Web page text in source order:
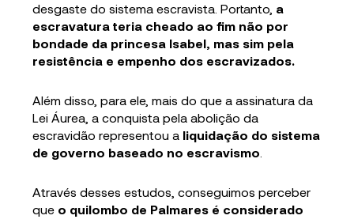
desgaste do sistema escravista. Portanto, a
escravatura teria cheado ao fim não por
bondade da princesa Isabel, mas sim pela
resistência e empenho dos escravizados.
Além disso, para ele, mais do que a assinatura da
Lei Áurea, a conquista pela abolição da
escravidão representou a liquidação do sistema
de governo baseado no escravismo
Através desses estudos, conseguimos perceber
que o quilombo de Palmares é considerado